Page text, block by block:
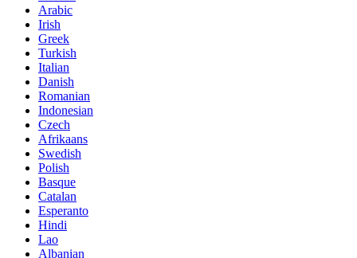
Arabic
Irish
Greek
Turkish
Italian
Danish
Romanian
Indonesian
Czech
Afrikaans
Swedish
Polish
Basque
Catalan
Esperanto
Hindi
Lao
Albanian